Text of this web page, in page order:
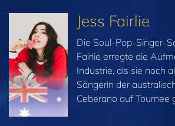
Jess Fairlie
Die Soul-Pop-Singer-
Fairlie erregte die
Industrie, als sie noch
Sängerin der
Ceberano auf Tournee